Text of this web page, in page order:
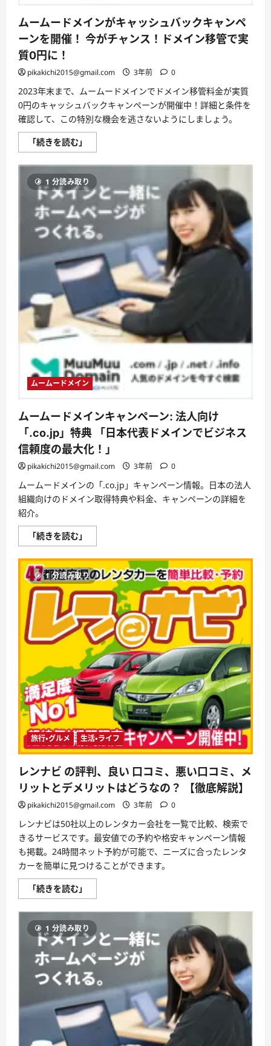
の
分
割
払
無
理
く
ス
タ
ー
い
て
さ
ら
に
読
む
ムームードメインがキャッシュバックキャンペ
ーンを開催！ 今がチャンス！ドメイン移管で実
質0円に！
pikakichi2015@gmail.com 3年前 0
2023年末まで、ムームードメインでドメイン移管料金が実質
0円のキャッシュバックキャンペーンが開催中！詳細と条件を
確認して、この特別な機会を逃さないようにしましょう。
「続きを読む」
ー
ー
ド
メ
イ
ン
が
キ
ャ
ッ
シ
ュ
バ
ッ
ク
ペ
ー
ン
を
今
が
チ
ャ
ド
メ
イ
ン
移
管
で
実
質
0
円
に！
さ
ら
に
読
む
1 分読み取り
ムームードメイン
ムームードメインキャンペーン: 法人向け
「.co.jp」特典 「日本代表ドメインでビジネス
信頼度の最大化！」
pikakichi2015@gmail.com 3年前 0
ムームードメインの「.co.jp」キャンペーン情報。日本の法人
組織向けのドメイン取得特典や料金、キャンペーンの詳細を
紹介。
「続きを読む」
ー
ー
ド
メ
イ
ン
ャ
ン
ペ
ー
ン:
法
人
向
け
「.co.jp」
特
典
代
表
ド
メ
イ
ン
で
ビ
ネ
信
度
の
最
大
に
い
ら
に
読
む
1 分読み取り
旅行・グルメ 生活・ライフ
レンナビ の評判、良い 口コミ、悪い口コミ、メ
リットとデメリットはどうなの？ 【徹底解説】
pikakichi2015@gmail.com 3年前 0
レンナビは50社以上のレンタカー会社を一覧で比較、検索で
きるサービスです。最安値での予約や格安キャンペーン情報
も掲載。24時間ネット予約が可能で、ニーズに合ったレンタ
カーを簡単に見つけることができます。
「続きを読む」
ン
ビ
の
評
判、
良
い
口
コ
ミ、
悪
い
口
コ
ミ、
1 分読み取り